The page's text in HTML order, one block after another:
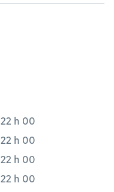
22 h 00
22 h 00
22 h 00
22 h 00